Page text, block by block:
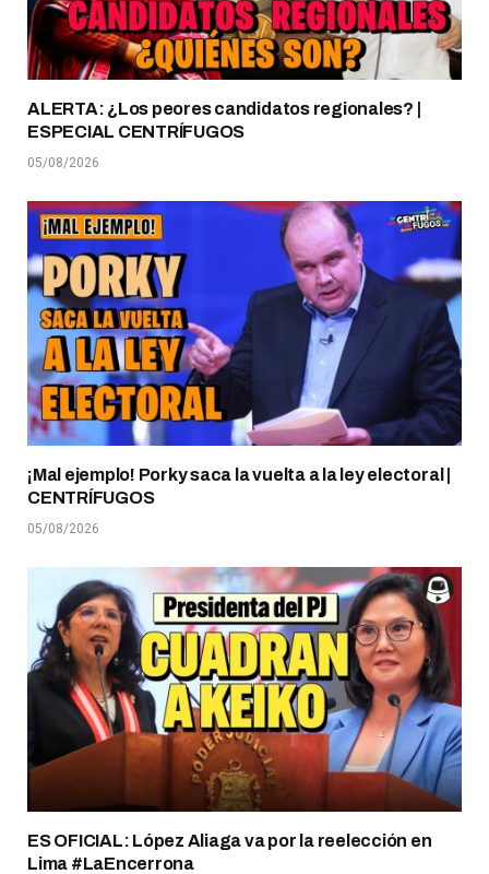
ALERTA: ¿Los peores candidatos regionales? |
ESPECIAL CENTRÍFUGOS
05/08/2026
¡Mal ejemplo! Porky saca la vuelta a la ley electoral |
CENTRÍFUGOS
05/08/2026
ES OFICIAL: López Aliaga va por la reelección en
Lima #LaEncerrona